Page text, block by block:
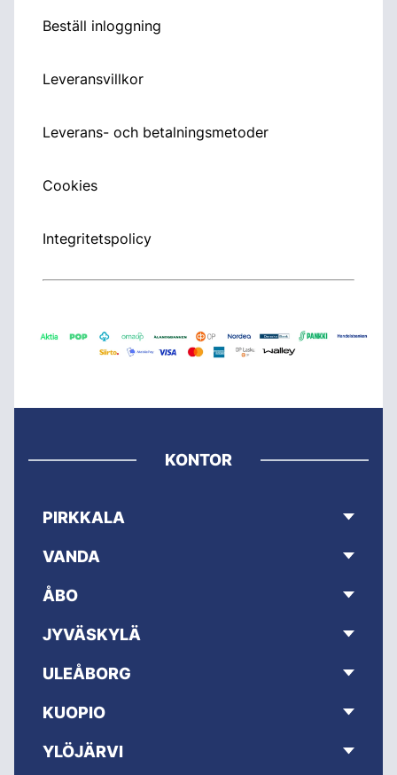
Beställ inloggning
Leveransvillkor
Leverans- och betalningsmetoder
Cookies
Integritetspolicy
KONTOR
PIRKKALA
VANDA
ÅBO
JYVÄSKYLÄ
ULEÅBORG
KUOPIO
YLÖJÄRVI